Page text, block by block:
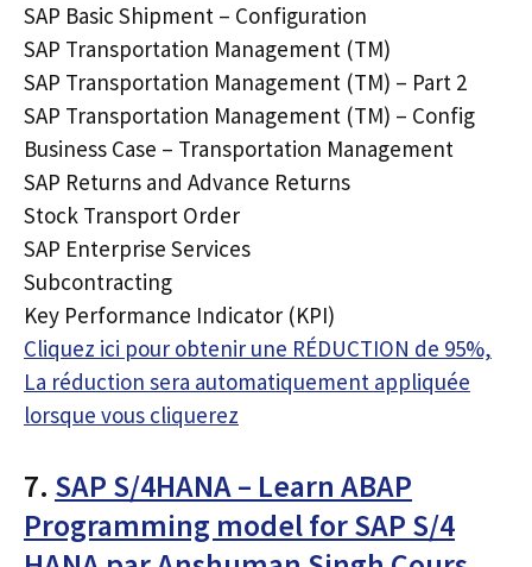
SAP Basic Shipment – Configuration
SAP Transportation Management (TM)
SAP Transportation Management (TM) – Part 2
SAP Transportation Management (TM) – Config
Business Case – Transportation Management
SAP Returns and Advance Returns
Stock Transport Order
SAP Enterprise Services
Subcontracting
Key Performance Indicator (KPI)
Cliquez ici pour obtenir une RÉDUCTION de 95%,
La réduction sera automatiquement appliquée
lorsque vous cliquerez
7. SAP S/4HANA – Learn ABAP
Programming model for SAP S/4